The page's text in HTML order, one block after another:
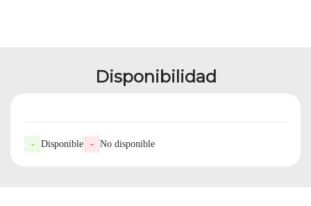
Disponibilidad
- Disponible - No disponible